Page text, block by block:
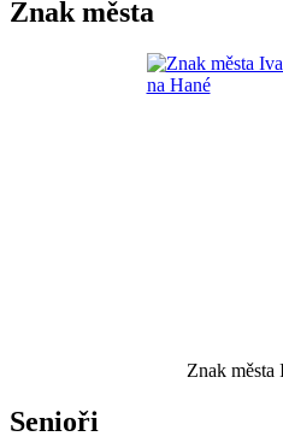
Znak města
Znak města
Senioři